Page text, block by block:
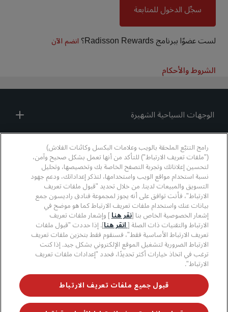
سجِّل الدخول للمتابعة
لست عضوًا ببرنامج Radisson Rewards؟
انضم الآن
الشروط والأحكام
الوجهات السياحية الشهيرة
روابط سريعة
المهنيون في قطاع السفر
الشركات
قانوني
مساعدة
جميع الحقوق محفوظة.
مجموعة فنادق راديسون (RHG)، وراديسون، وراديسون رِد،
وراديسون بلو، وراديسون كوليكشن، وراديسون إنديفيديولز،
وبارك بلازا، وبارك إن، وكانتري إن آند سويتس، وPrize by
رامج التتبّع الملحقة بالويب وعلامات البكسل وكائنات الفلاش)
("ملفات تعريف الارتباط") للتأكد من أنها تعمل بشكل صحيح وآمن،
لتحسين إعلاناتك وتجربة التصفح الخاصة بك وتخصيصها، وتحليل
نسبة استخدام مواقع الويب واستخدامها، لتذكر إعداداتك، ودعم جهود
التسويق والمبيعات لدينا. من خلال تحديد "قبول ملفات تعريف
الارتباط"، فأنت توافق على أنه يجوز لمجموعة فنادق راديسون جمع
بيانات عنك واستخدام ملفات تعريف الارتباط كما هو موضح في
إشعار الخصوصية الخاص بنا [نقر هنا] وإشعار ملفات تعريف
الارتباط والتقنيات ذات الصلة [انقر هنا]. إذا حددت "قبول ملفات
تعريف الارتباط الأساسية فقط"، فسنقوم فقط بتخزين ملفات تعريف
الارتباط الضرورية لتشغيل الموقع الإلكتروني بشكل جيد. إذا كنت
ترغب في اتخاذ خيارات أكثر تحديدًا، فحدد "إعدادات ملفات تعريف
الارتباط".
قبول جميع ملفات تعريف الارتباط